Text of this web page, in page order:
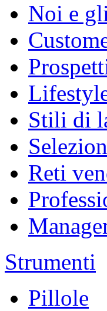
Noi e
Stili di
Reti
Strumenti
Pillole